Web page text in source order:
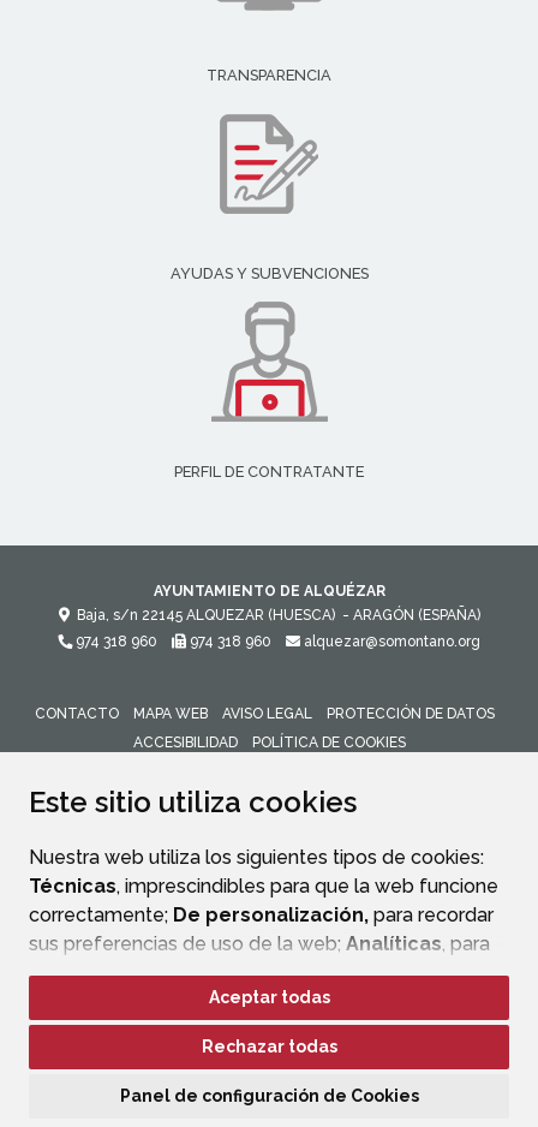
Este sitio utiliza cookies
Nuestra web utiliza los siguientes tipos de cookies:
Técnicas, imprescindibles para que la web funcione
correctamente; De personalización, para recordar
sus preferencias de uso de la web; Analíticas, para
mejorar el funcionamiento de la web y sus servicios.
Si acepta pulsando el botón“Aceptar todas”
consideramos que acepta su uso. Si pulsa el botón
ninguna acción, se guardarán las cookies técnicas
Aceptar todas
Rechazar todas
Panel de configuración de Cookies
TRANSPARENCIA
AYUDAS Y SUBVENCIONES
PERFIL DE CONTRATANTE
AYUNTAMIENTO DE ALQUÉZAR
Baja, s/n 22145 ALQUEZAR (HUESCA) - ARAGÓN (ESPAÑA)
974 318 960
974 318 960 alquezar@somontano.org
CONTACTO MAPA WEB AVISO LEGAL
PROTECCIÓN DE DATOS
ACCESIBILIDAD
POLÍTICA DE COOKIES